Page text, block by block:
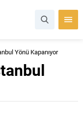
Yönü Kapanıyor